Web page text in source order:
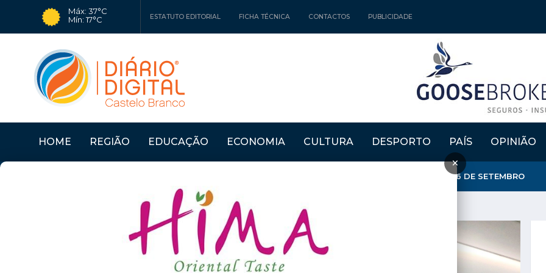
Máx: 37°C
Mín: 17°C
ESTATUTO EDITORIAL FICHA TÉCNICA CONTACTOS PUBLICIDADE
HOME REGIÃO EDUCAÇÃO ECONOMIA CULTURA DESPORTO PAÍS OPINIÃO
×
IDANHA-A-NOVA COMEMORA PRIMEIRO "DIA DA BOOMLAND" A 26 DE SETEMBRO